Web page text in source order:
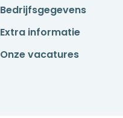
Bedrijfsgegevens
Extra informatie
Onze vacatures